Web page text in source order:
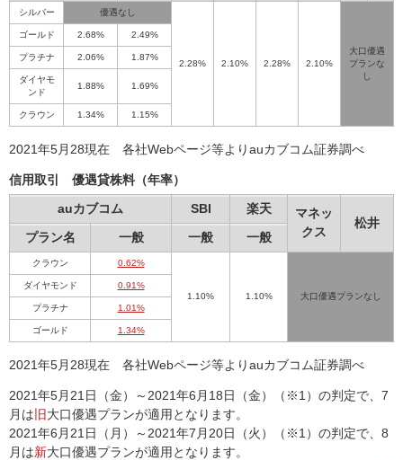
シルバー 優遇なし
2.28% 2.10% 2.28% 2.10%
大口優遇
プランな
し
ゴールド 2.68% 2.49%
プラチナ 2.06% 1.87%
ダイヤモ
ンド
1.88% 1.69%
クラウン 1.34% 1.15%
2021年5月28現在 各社Webページ等よりauカブコム証券調べ
信用取引 優遇貸株料（年率）
auカブコム
SBI 楽天
マネッ
クス
松井
プラン名
一般 一般 一般
クラウン 0.62%
1.10% 1.10% 大口優遇プランなし
ダイヤモンド 0.91%
プラチナ 1.01%
ゴールド 1.34%
2021年5月28現在 各社Webページ等よりauカブコム証券調べ
2021年5月21日（金）～2021年6月18日（金）（※1）の判定で、7
月は旧大口優遇プランが適用となります。
2021年6月21日（月）～2021年7月20日（火）（※1）の判定で、8
月は新大口優遇プランが適用となります。